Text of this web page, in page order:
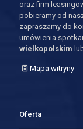
oraz firm
pobieramy od
zapraszamy do
umówienia
wielkopolskim
Mapa witryny
Oferta